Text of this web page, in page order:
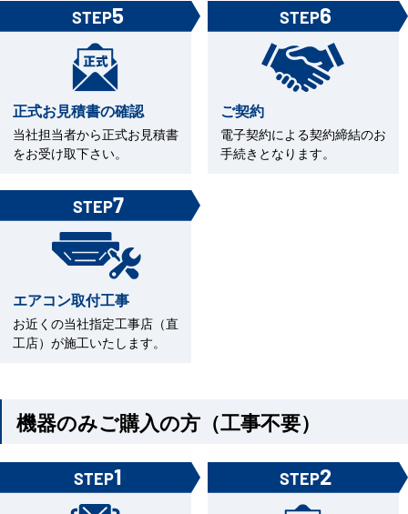
STEP5
正式お見積書の確認
当社担当者から正式お見積書
をお受け取下さい。
STEP6
ご契約
電子契約による契約締結のお
手続きとなります。
STEP7
エアコン取付工事
お近くの当社指定工事店（直
工店）が施工いたします。
機器のみご購入の方（工事不要）
STEP1 STEP2